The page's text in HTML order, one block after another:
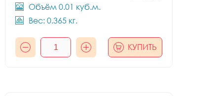
Объём 0.01 куб.м.
Вес: 0.365 кг.
КУПИТЬ